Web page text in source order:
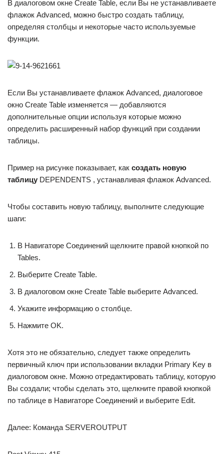
В диалоговом окне Create Table, если Вы не устанавливаете
флажок Advanced, можно быстро создать таблицу,
определяя столбцы и некоторые часто используемые
функции.
Если Вы устанавливаете флажок Advanced, диалоговое
окно Create Table изменяется — добавляются
дополнительные опции используя которые можно
определить расширенный набор функций при создании
таблицы.
Пример на рисунке показывает, как создать новую
таблицу DEPENDENTS , устанавливая флажок Advanced.
Чтобы составить новую таблицу, выполните следующие
шаги:
В Навигаторе Соединений щелкните правой кнопкой по
Tables.
Выберите Create Table.
В диалоговом окне Create Table выберите Advanced.
Укажите информацию о столбце.
Нажмите OK.
Хотя это не обязательно, следует также определить
первичный ключ при использовании вкладки Primary Key в
диалоговом окне. Можно отредактировать таблицу, которую
Вы создали; чтобы сделать это, щелкните правой кнопкой
по таблице в Навигаторе Соединений и выберите Edit.
Далее: Команда SERVEROUTPUT